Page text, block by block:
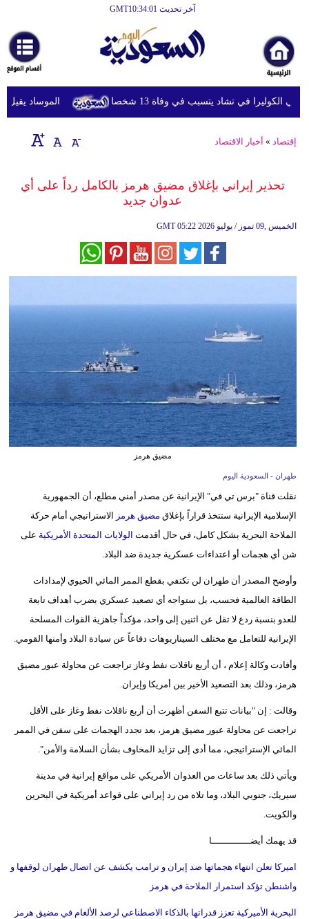
آخر تحديث GMT10:34:01
أخبارعاجلة
رياضة
ثقافة
إقتصاد
وموسيقى
وسفر
أخبار
إعلام
تعليم
وتكنولوجيا
مدوَّنات
فيديو
سيارات
الموساد يقيل الكوليرا في تشاد يتسبب في وفاة 13 شخصا
إقتصاد » أخبار الاقتصاد
تحذير إيراني بإغلاق مضيق هرمز بالكامل رداً على أي
عدوان جديد
GMT 05:22 2026 الخميس ,09 تموز / يوليو
مضيق هرمز
طهران - السعودية اليوم
نقلت قناة "برس تي في" الإيرانية عن مصدر أمني مطلع، أن الجمهورية
الإسلامية الإيرانية ستتخذ قراراً بإغلاق مضيق هرمز الاستراتيجي أمام حركة
الملاحة البحرية بشكل كامل، في حال أقدمت الولايات المتحدة الأمريكية على
شن أي هجمات أو اعتداءات عسكرية جديدة ضد البلاد.
وأوضح المصدر أن طهران لن تكتفي بقطع الممر المائي الحيوي لإمدادات
الطاقة العالمية فحسب، بل ستواجه أي تصعيد عسكري بضرب أهداف تابعة
للعدو بنسبة ردع لا تقل عن اثنين إلى واحد، مؤكداً جاهزية القوات المسلحة
الإيرانية للتعامل مع مختلف السيناريوهات دفاعاً عن سيادة البلاد وأمنها القومي.
وأفادت وكالة إعلام ، أن أربع ناقلات نفط وغاز تراجعت عن محاولة عبور مضيق
هرمز، وذلك بعد التصعيد الأخير بين أمريكا وإيران.
وقالت : إن "بيانات تتبع السفن أظهرت أن أربع ناقلات نفط وغاز على الأقل
تراجعت عن محاولة عبور مضيق هرمز، بعد تجدد الهجمات على سفن في الممر
المائي الإستراتيجي، مما أدى إلى تزايد المخاوف بشأن السلامة والأمن".
ويأتي ذلك بعد ساعات من العدوان الأمريكي على مواقع إيرانية في مدينة
سيريك، جنوبي البلاد، وما تلاه من رد إيراني على قواعد أمريكية في البحرين
والكويت.
قد يهمك أيضــــــــــــــا
اميركا تعلن انتهاء هجماتها ضد إيران و ترامب يكشف عن اتصال طهران لوقفها و
واشنطن تؤكد استمرار الملاحة في هرمز
البحرية الأميركية تعزز قدراتها بالذكاء الاصطناعي لرصد الألغام في مضيق هرمز